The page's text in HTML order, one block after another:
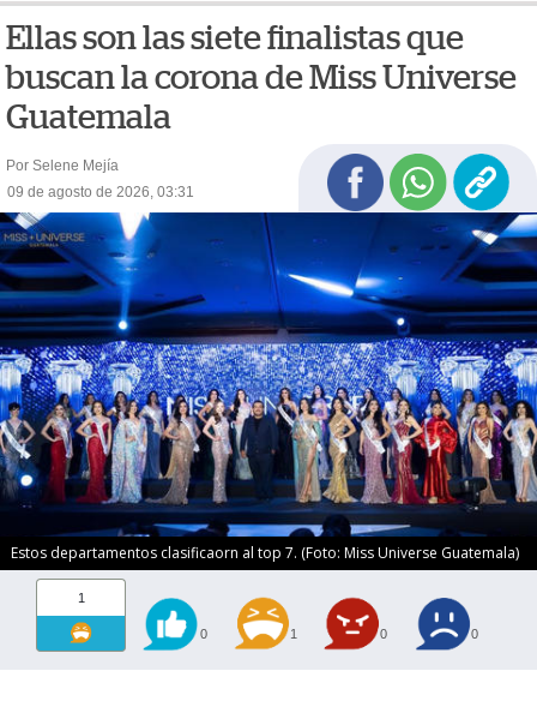
Ellas son las siete finalistas que
buscan la corona de Miss Universe
Guatemala
Por Selene Mejía
09 de agosto de 2026, 03:31
Estos departamentos clasificaorn al top 7. (Foto: Miss Universe Guatemala)
1
0 1 0 0